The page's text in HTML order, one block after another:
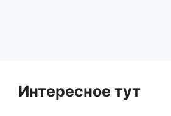
Интересное тут